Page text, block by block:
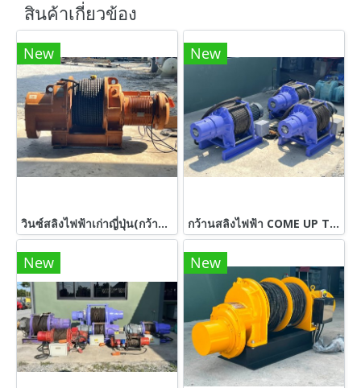
สินค้าเกี่ยวข้อง
New
วินซ์สลิงไฟฟ้าเก่าญี่ปุ่น(กว้าน) SEIBU WINCH JAPAN Typs : PWS 30 ton / สลิงยาว 100 เมตร / โต 25 mm ( 1” ) 380V สดจากนอก
New
กว้านสลิงไฟฟ้า COME UP TAIWAN วิ้นซ์สลิง ขนาด 2.2 ton (2200 kg)380Vเข้ามา 3 ตัว
New New